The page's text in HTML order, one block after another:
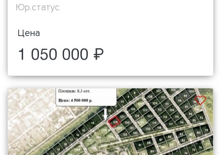
Юр.статус
Цена
1 050 000 ₽